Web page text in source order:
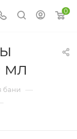
0
мл
бани —